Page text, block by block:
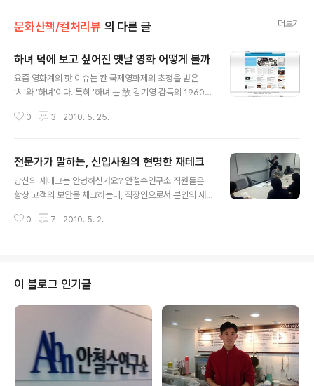
문화산책/컬처리뷰 의 다른 글 더보기
하녀 덕에 보고 싶어진 옛날 영화 어떻게 볼까
요즘 영화계의 핫 이슈는 칸 국제영화제의 초청을 받은
'시'와 '하녀'이다. 특히 '하녀'는 故 김기영 감독의 1960년
감독의 2010년작 '하녀'는 지금 여러 영화관에서 볼 수 있
반영되어서인지 1960년작 '하녀'를 오는 6월에 극장에서
도 볼 수 있다. '하녀' 탄생 50주년을 기념해 CGV 대학로/
강변/서면과 롯데시네마 건대입구, 대한극장에서 상영하는
수 있지만, 다른 많은 국내외 고전 영화를 볼 수 있는 곳은
0 3 2010. 5. 25.
전문가가 말하는, 신입사원의 현명한 재테크
당신의 재테크는 안녕하신가요? 안철수연구소 직원들은
항상 고객의 보안을 체크하는데, 직장인으로서 본인의 재
모 재테크 간담회를 열었다. '금융회사가 당신에게 알려주
했다. 아래는 그 일문일답이다. 안랩인뿐 아니라 대다수 직
장인이 궁금해할 내용이다. 노후의 자산 가치랄까 현재 가
치와 미래 가치가 있는데, 지금보다 얼마나 차이가 날까?
연금보험을 어느 정도 준비해야 할까? 작년에 10만원씩 매
달 불입하면 소득공제도 되고 복리가 적용되어 나중에 낸
돈 대비 몇 배를 받는다는 연금상품 광고가..
0 7 2010. 5. 2.
이 블로그 인기글